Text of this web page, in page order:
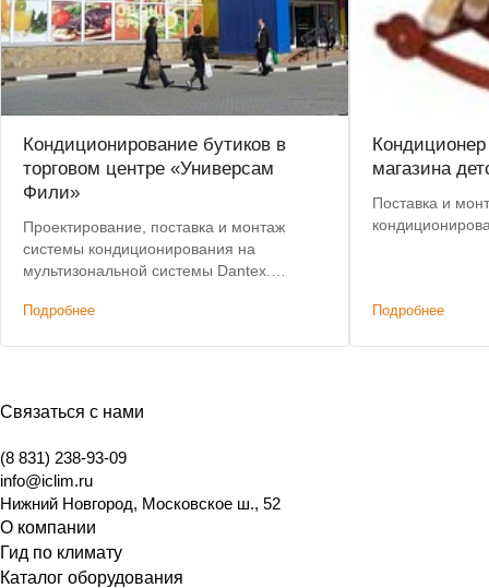
Кондиционирование бутиков в
торговом центре «Универсам
Фили»
Проектирование, поставка и монтаж
системы кондиционирования на
мультизональной системы Dantex.
Подробнее
магазина
Поставка и
Подробнее
Связаться с нами
(8 831) 238-93-09
info@iclim.ru
Нижний Новгород, Московское ш., 52
О компании
Гид по климату
Каталог оборудования